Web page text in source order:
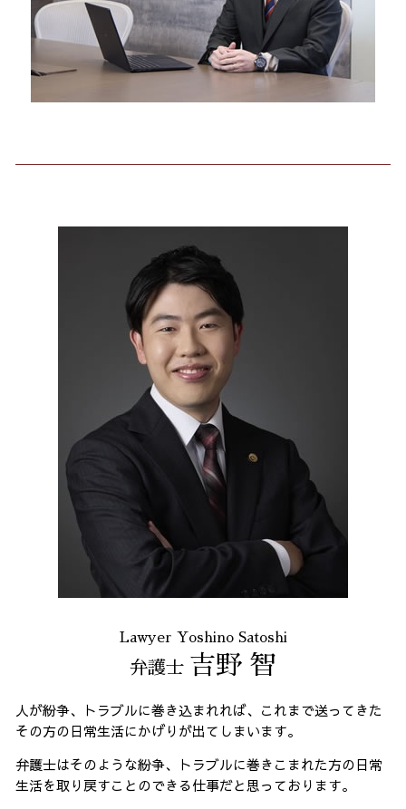
Lawyer Yoshino Satoshi
弁護士 吉野 智
人が紛争、トラブルに巻き込まれれば、これまで送ってきた
その方の日常生活にかげりが出てしまいます。
弁護士はそのような紛争、トラブルに巻きこまれた方の日常
生活を取り戻すことのできる仕事だと思っております。